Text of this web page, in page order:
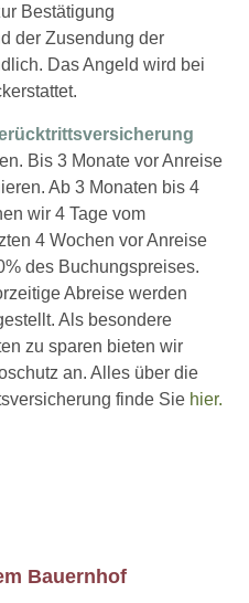
Bestätigung
der Zusendung der
Das Angeld wird bei
Bis 3 Monate vor Anreise
Ab 3 Monaten bis 4
wir 4 Tage vom
4 Wochen vor Anreise
des Buchungspreises.
Abreise werden
Als besondere
zu sparen bieten wir
an. Alles über die
finde Sie hier.
Bauernhof